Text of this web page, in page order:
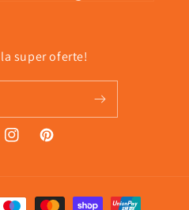
super oferte!
InstagramPinterest